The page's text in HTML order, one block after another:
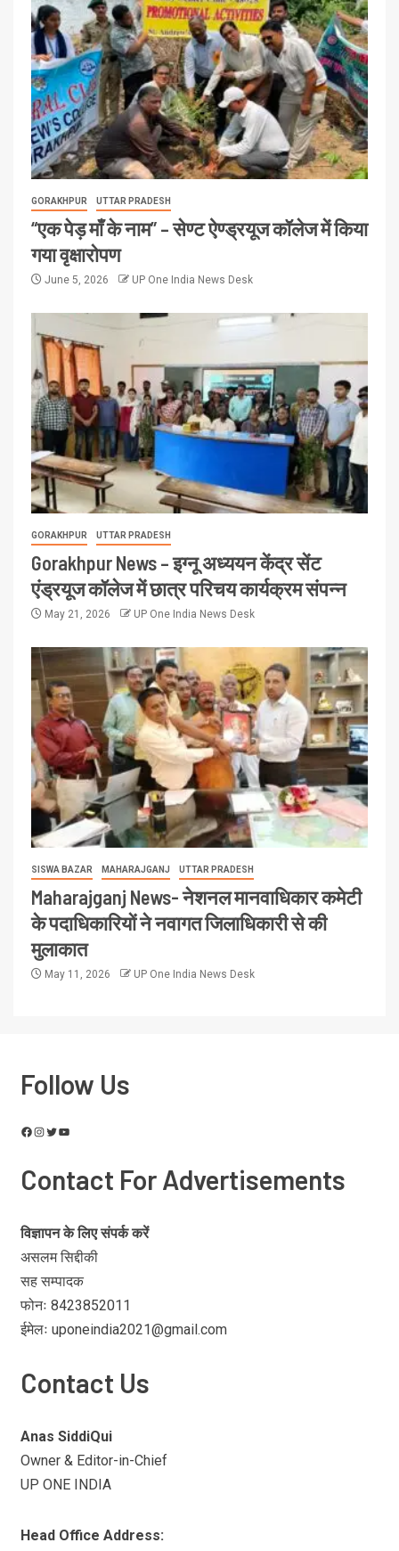
GORAKHPUR UTTAR PRADESH
“एक पेड़ माँ के नाम” – सेण्ट ऐण्ड्रयूज कॉलेज में किया
गया वृक्षारोपण
June 5, 2026 UP One India News Desk
GORAKHPUR UTTAR PRADESH
Gorakhpur News – इग्नू अध्ययन केंद्र सेंट
एंड्रयूज कॉलेज में छात्र परिचय कार्यक्रम संपन्न
May 21, 2026 UP One India News Desk
SISWA BAZAR MAHARAJGANJ UTTAR PRADESH
Maharajganj News- नेशनल मानवाधिकार कमेटी
के पदाधिकारियों ने नवागत जिलाधिकारी से की
मुलाकात
May 11, 2026 UP One India News Desk
Follow Us
Contact For Advertisements
विज्ञापन के लिए संपर्क करें
असलम सिद्दीकी
सह सम्पादक
फोनः 8423852011
ईमेलः uponeindia2021@gmail.com
Contact Us
Anas SiddiQui
Owner & Editor-in-Chief
UP ONE INDIA
Head Office Address: